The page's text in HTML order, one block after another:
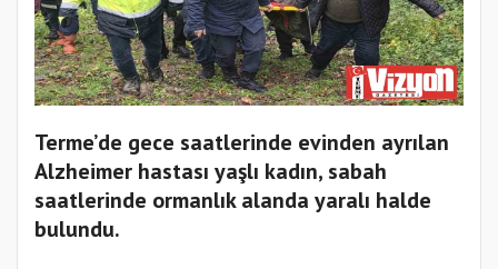
Terme’de gece saatlerinde evinden ayrılan
Alzheimer hastası yaşlı kadın, sabah
saatlerinde ormanlık alanda yaralı halde
bulundu.